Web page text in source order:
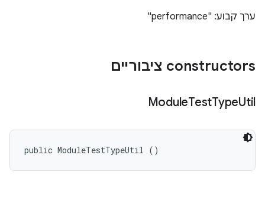
ערך קבוע: "performance"
‫constructors ציבוריים
ModuleTestTypeUtil
public ModuleTestTypeUtil ()